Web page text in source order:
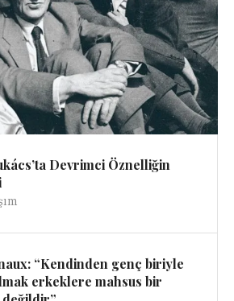
Devrimci Öznelliğin
“Kendinden genç biriyle
erkeklere mahsus bir